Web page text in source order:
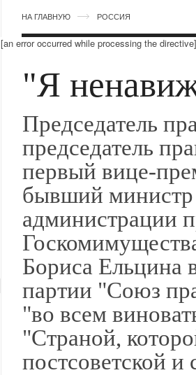
НА ГЛАВНУЮ РОССИЯ
[an error occurred while processing the directive]
"Я
Председатель
председатель
первый вице-
бывший
администрации
Бориса Ельцина
партии "Союз
"во всем
"Страной,
постсоветской